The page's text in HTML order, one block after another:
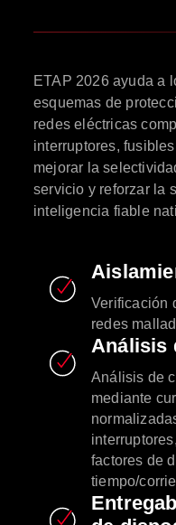
ETAP 2026 ayuda a
esquemas de
redes eléctricas
interruptores,
mejorar la
servicio y reforzar la
inteligencia fiable
Verificación
redes
Análisis
Análisis de
mediante
factores de
tiempo/